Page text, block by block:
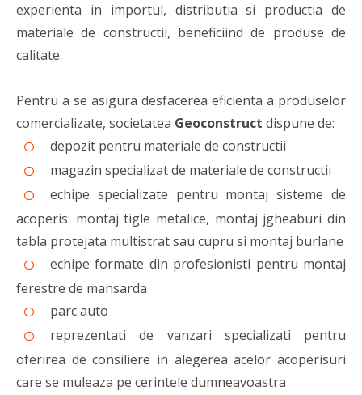
experienta in importul, distributia si productia de
materiale de constructii, beneficiind de produse de
calitate.
Pentru a se asigura desfacerea eficienta a produselor
comercializate, societatea Geoconstruct dispune de:
depozit pentru materiale de constructii
magazin specializat de materiale de constructii
echipe specializate pentru montaj sisteme de
acoperis: montaj tigle metalice, montaj jgheaburi din
tabla protejata multistrat sau cupru si montaj burlane
echipe formate din profesionisti pentru montaj
ferestre de mansarda
parc auto
reprezentati de vanzari specializati pentru
oferirea de consiliere in alegerea acelor acoperisuri
care se muleaza pe cerintele dumneavoastra